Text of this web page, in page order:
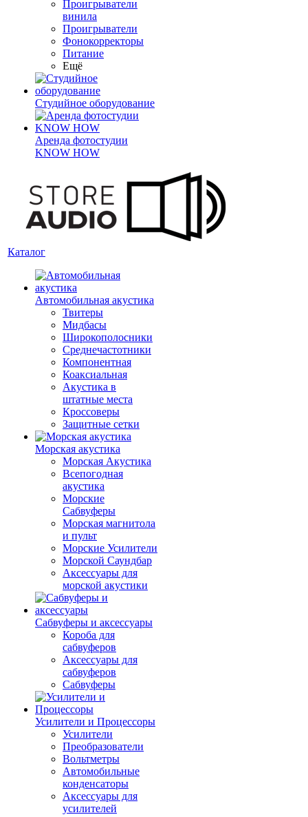
Проигрыватели
винила
Проигрыватели
Фонокорректоры
Питание
Ещё
Студийное оборудование
Аренда фотостудии
KNOW HOW
Каталог
Автомобильная акустика
Твитеры
Мидбасы
Широкополосники
Среднечастотники
Компонентная
Коаксиальная
Акустика в
штатные места
Кроссоверы
Защитные сетки
Морская акустика
Морская Акустика
Всепогодная
акустика
Морские
Сабвуферы
Морская магнитола
и пульт
Морские Усилители
Морской Cаундбар
Аксессуары для
морской акустики
Сабвуферы и аксессуары
Короба для
сабвуферов
Аксессуары для
сабвуферов
Сабвуферы
Усилители и Процессоры
Усилители
Преобразователи
Вольтметры
Автомобильные
конденсаторы
Аксессуары для
усилителей